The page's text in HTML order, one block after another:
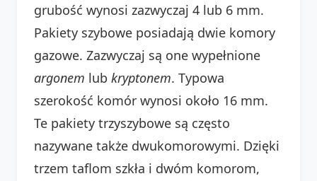
grubość wynosi zazwyczaj 4 lub 6 mm.
Pakiety szybowe posiadają dwie komory
gazowe. Zazwyczaj są one wypełnione
argonem lub kryptonem. Typowa
szerokość komór wynosi około 16 mm.
Te pakiety trzyszybowe są często
nazywane także dwukomorowymi. Dzięki
trzem taflom szkła i dwóm komorom,